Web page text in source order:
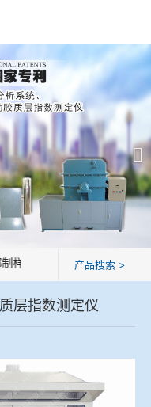
＞
台
统
过程机械化操作，没有人
产品搜索 >
层指数测定仪